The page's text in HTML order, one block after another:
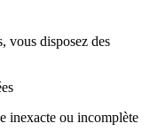
vous disposez des
inexacte ou incomplète